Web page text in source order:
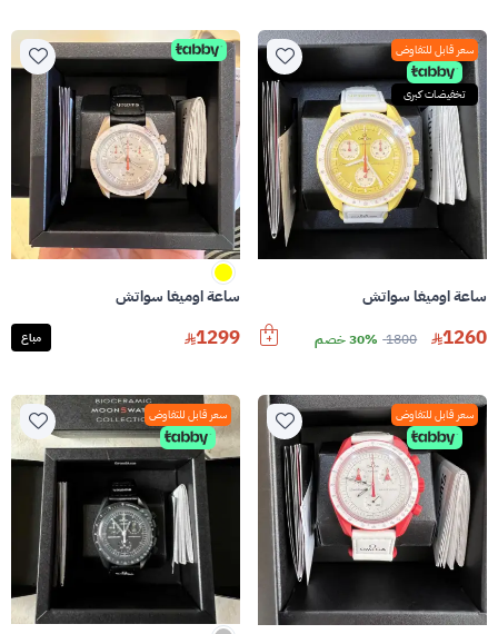
سعر قابل للتفاوض
تخفيضات كبرى
ساعة اوميغا سواتش
1260
1800 30% خصم
ساعة اوميغا سواتش
1299 مباع
سعر قابل للتفاوض سعر قابل للتفاوض